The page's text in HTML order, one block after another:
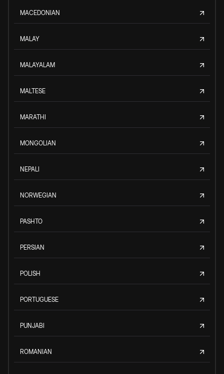
MACEDONIAN
MALAY
MALAYALAM
MALTESE
MARATHI
MONGOLIAN
NEPALI
NORWEGIAN
PASHTO
PERSIAN
POLISH
PORTUGUESE
PUNJABI
ROMANIAN